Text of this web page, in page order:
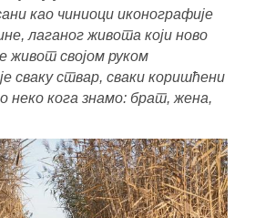
као чиниоци иконографије
лаганог живота који ново
живот својом руком
сваку ствар, сваки коришћени
неко кога знамо: брат, жена,